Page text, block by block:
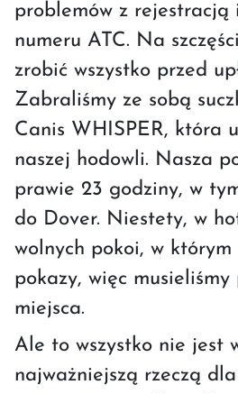
problemów z rejestracją
numeru ATC. Na
zrobić wszystko przed
Zabraliśmy ze sobą
Canis WHISPER, która
naszej hodowli. Nasza
prawie 23 godziny, w
do Dover. Niestety, w
wolnych pokoi, w którym
pokazy, więc musieliśmy
miejsca.
Ale to wszystko nie jest
najważniejszą rzeczą dla